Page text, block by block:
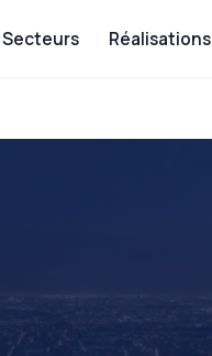
Secteurs Réalisations